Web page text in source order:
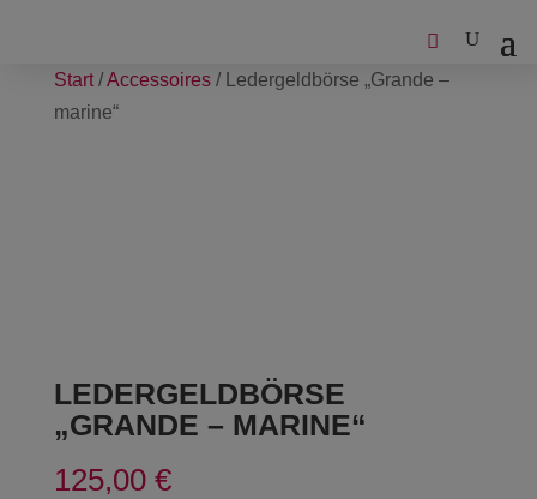
Start/Accessoires/ Ledergeldbörse „Grande –
marine“
LEDERGELDBÖRSE
„GRANDE – MARINE“
125,00 €